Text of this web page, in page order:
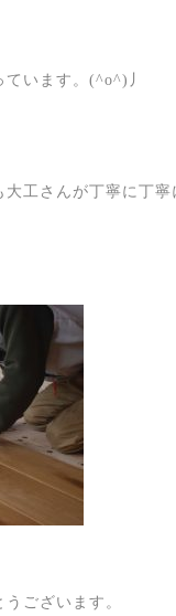
います。(^o^)丿
工さんが丁寧に丁
ございます。